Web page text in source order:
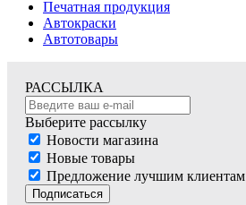
Печатная продукция
Автокраски
Автотовары
РАССЫЛКА
Выберите рассылку
Новости магазина
Новые товары
Предложение лучшим клиентам
Подписаться